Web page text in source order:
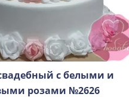
с белыми и
розами №2626